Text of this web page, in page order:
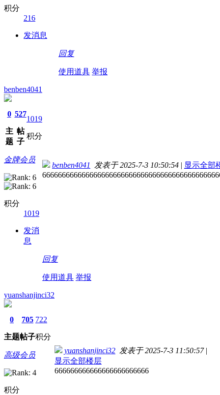
积分
216
发消息
回复
使用道具 举报
benben4041
0
主
题
527
帖
子
1019
积分
金牌会员
积分
1019
发消
息
benben4041 发表于 2025-7-3 10:50:54 | 显示全部
回复
使用道具 举报
yuanshanjinci32
0
主题
705
帖子
722
积分
高级会员
积分
yuanshanjinci32 发表于 2025-7-3 11:50:57 |
显示全部楼层
666666666666666666666666